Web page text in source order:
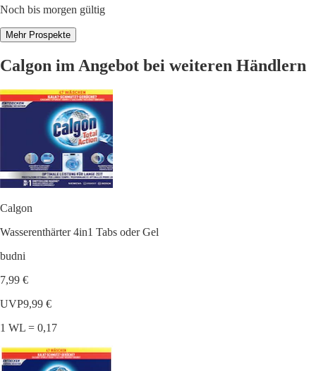
Noch bis morgen gültig
Mehr Prospekte
Calgon im Angebot bei weiteren Händlern
Calgon
Wasserenthärter 4in1 Tabs oder Gel
budni
7,99 €
UVP9,99 €
1 WL = 0,17